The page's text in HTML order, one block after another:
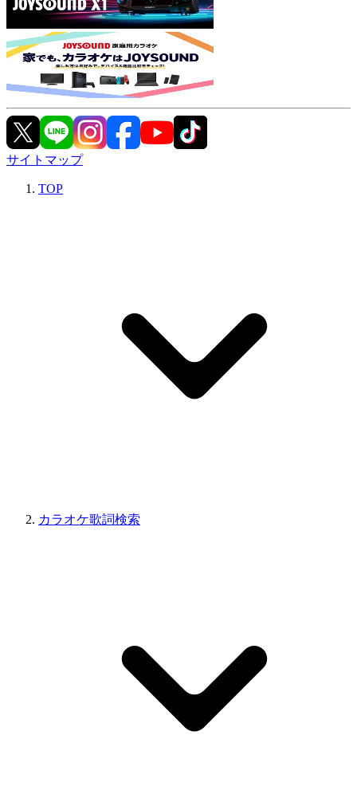
サイトマップ
TOP
カラオケ歌詞検索